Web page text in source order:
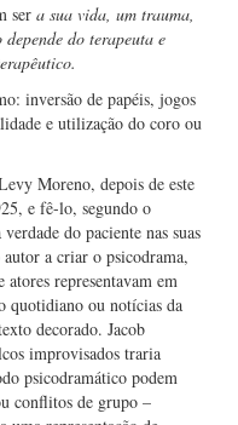
ser a sua vida, um trauma,
do terapeuta e
inversão de papéis, jogos
e utilização do coro ou
Moreno, depois de este
e fê-lo, segundo o
do paciente nas suas
a criar o psicodrama,
atores representavam em
quotidiano ou notícias da
decorado. Jacob
improvisados traria
psicodramático podem
conflitos de grupo –